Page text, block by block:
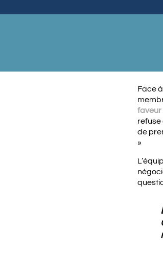
Face
faveur
refuse
de
»